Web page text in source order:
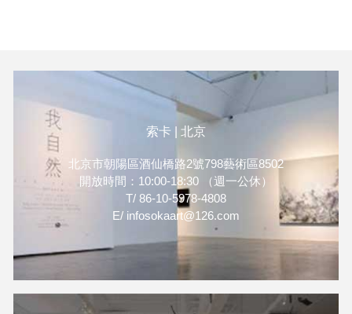
索卡 | 北京
北京市朝陽區酒仙橋路2號798藝術區8502
開放時間：10:00-18:30 （週一公休）
T/ 86-10-5978-4808
E/ infosokaart@126.com